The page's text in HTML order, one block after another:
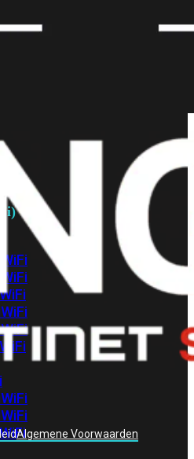
Algemene Voorwaarden